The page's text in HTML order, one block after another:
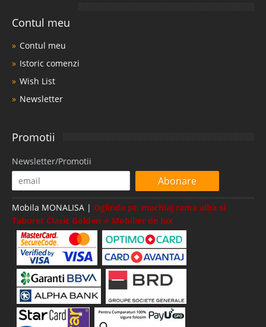
Contul meu
Contul meu
Istoric comenzi
Wish List
Newsletter
Promotii
Newsletter/Promotii
Abonare
Mobila MONALISA | Oglinda pt. machiaj rama alba si
Taburet Clasic Golden ⭐ Mobilier de lux